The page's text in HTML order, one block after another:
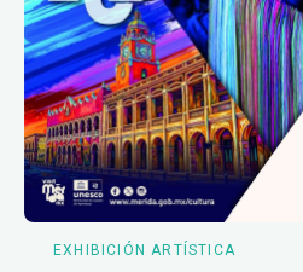
EXHIBICIÓN ARTÍSTICA